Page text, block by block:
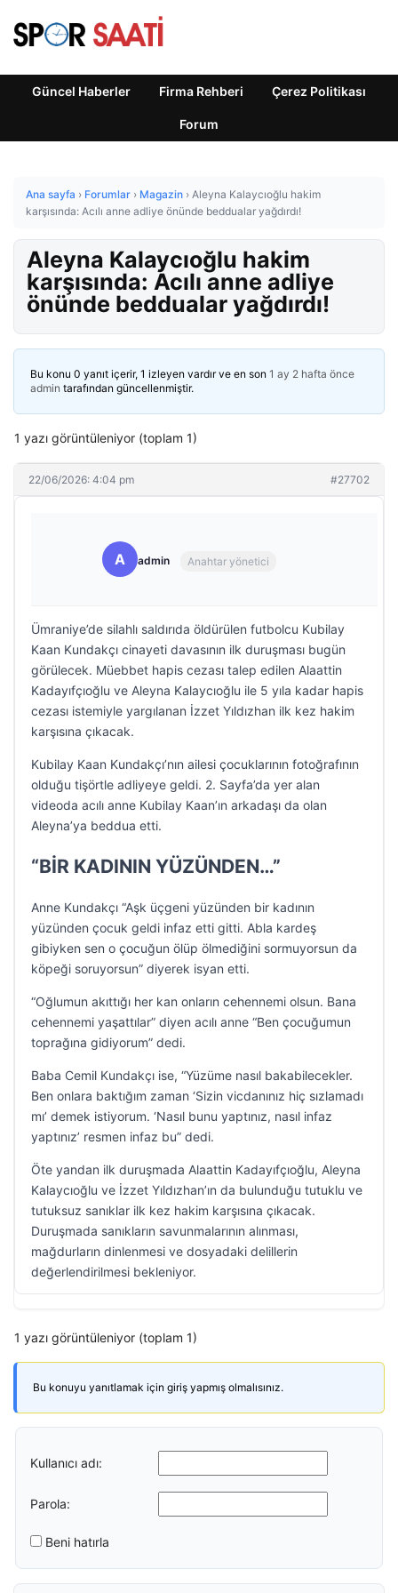
Güncel Haberler Firma Rehberi Çerez Politikası
Forum
Ana sayfa › Forumlar › Magazin › Aleyna Kalaycıoğlu hakim
karşısında: Acılı anne adliye önünde beddualar yağdırdı!
Aleyna Kalaycıoğlu hakim
karşısında: Acılı anne adliye
önünde beddualar yağdırdı!
Bu konu 0 yanıt içerir, 1 izleyen vardır ve en son 1 ay 2 hafta önce
admin tarafından güncellenmiştir.
1 yazı görüntüleniyor (toplam 1)
22/06/2026: 4:04 pm #27702
A admin Anahtar yönetici
Ümraniye’de silahlı saldırıda öldürülen futbolcu Kubilay
Kaan Kundakçı cinayeti davasının ilk duruşması bugün
görülecek. Müebbet hapis cezası talep edilen Alaattin
Kadayıfçıoğlu ve Aleyna Kalaycıoğlu ile 5 yıla kadar hapis
cezası istemiyle yargılanan İzzet Yıldızhan ilk kez hakim
karşısına çıkacak.
Kubilay Kaan Kundakçı’nın ailesi çocuklarının fotoğrafının
olduğu tişörtle adliyeye geldi. 2. Sayfa’da yer alan
videoda acılı anne Kubilay Kaan’ın arkadaşı da olan
Aleyna’ya beddua etti.
“BİR KADININ YÜZÜNDEN…”
Anne Kundakçı “Aşk üçgeni yüzünden bir kadının
yüzünden çocuk geldi infaz etti gitti. Abla kardeş
gibiyken sen o çocuğun ölüp ölmediğini sormuyorsun da
köpeği soruyorsun” diyerek isyan etti.
“Oğlumun akıttığı her kan onların cehennemi olsun. Bana
cehennemi yaşattılar” diyen acılı anne “Ben çocuğumun
toprağına gidiyorum” dedi.
Baba Cemil Kundakçı ise, “Yüzüme nasıl bakabilecekler.
Ben onlara baktığım zaman ‘Sizin vicdanınız hiç sızlamadı
mı’ demek istiyorum. ‘Nasıl bunu yaptınız, nasıl infaz
yaptınız’ resmen infaz bu” dedi.
Öte yandan ilk duruşmada Alaattin Kadayıfçıoğlu, Aleyna
Kalaycıoğlu ve İzzet Yıldızhan’ın da bulunduğu tutuklu ve
tutuksuz sanıklar ilk kez hakim karşısına çıkacak.
Duruşmada sanıkların savunmalarının alınması,
mağdurların dinlenmesi ve dosyadaki delillerin
değerlendirilmesi bekleniyor.
1 yazı görüntüleniyor (toplam 1)
Bu konuyu yanıtlamak için giriş yapmış olmalısınız.
Kullanıcı adı:
Parola:
Beni hatırla